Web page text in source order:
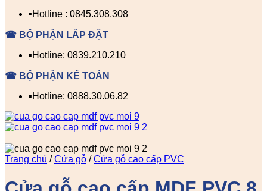
▪️Hotline : 0845.308.308
☎ BỘ PHẬN LẮP ĐẶT
▪️Hotline: 0839.210.210
☎ BỘ PHẬN KẾ TOÁN
▪️Hotline: 0888.30.06.82
Trang chủ / Cửa gỗ / Cửa gỗ cao cấp PVC